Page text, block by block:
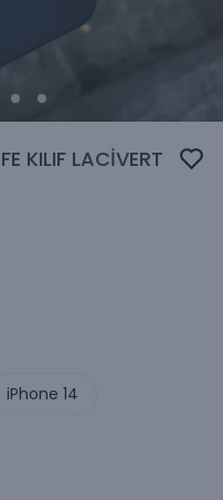
KILIF LACİVERT
iPhone 14